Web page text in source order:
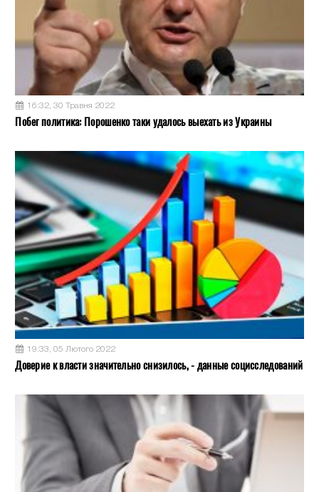
16:32, 30 Травня 2022
Побег политика: Порошенко таки удалось выехать из Украины
19:33, 05 Лютого 2022
Доверие к власти значительно снизилось, - данные социсследований